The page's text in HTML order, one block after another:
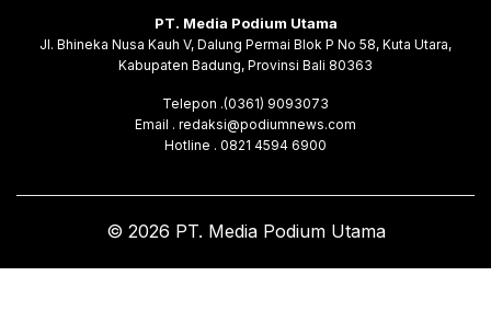
PT. Media Podium Utama
Jl. Bhineka Nusa Kauh V, Dalung Permai Blok P No 58, Kuta Utara,
Kabupaten Badung, Provinsi Bali 80363
Telepon .(0361) 9093073
Email . redaksi@podiumnews.com
Hotline . 0821 4594 6900
© 2026 PT. Media Podium Utama